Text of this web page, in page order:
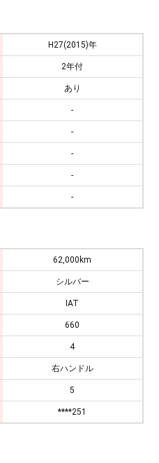
H27(2015)年
2年付
あり
-
-
-
-
-
62,000km
シルバー
IAT
660
4
右ハンドル
5
****251